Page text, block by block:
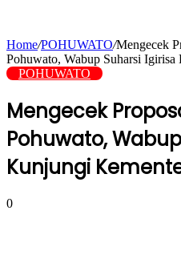
Home/POHUWATO/Mengecek
Pohuwato, Wabup Suharsi
POHUWATO
Mengecek
Pohuwato,
Kunjungi
0